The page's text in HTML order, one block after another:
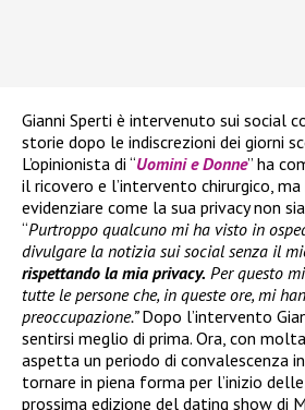
Gianni Sperti è intervenuto sui social
storie dopo le indiscrezioni dei giorni
L’opinionista di “Uomini e Donne” ha
il ricovero e l’intervento chirurgico,
evidenziare come la sua privacy non
“Purtroppo qualcuno mi ha visto in
divulgare la notizia sui social senza il
rispettando la mia privacy. Per questo
tutte le persone che, in queste ore, mi
preoccupazione.”Dopo l’intervento
sentirsi meglio di prima. Ora, con
aspetta un periodo di convalescenza
tornare in piena forma per l’inizio
prossima edizione del dating show di